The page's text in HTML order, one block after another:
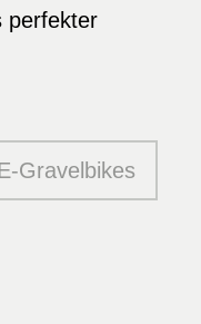
perfekter
Gravelbikes